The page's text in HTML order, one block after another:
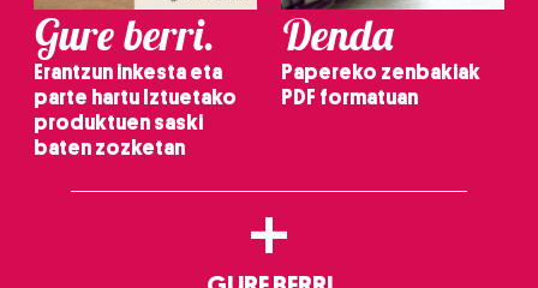
Gure berri.
Erantzun inkesta eta
parte hartu Iztuetako
produktuen saski
baten zozketan
Denda
Papereko zenbakiak
PDF formatuan
+